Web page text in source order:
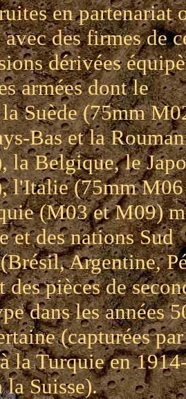
en partenariat
des firmes de
dérivées
armées dont le
Suède (75mm
Bas et la
la Belgique, le
l'Italie (75mm
(M03 et M09)
et des nations Sud
Argentine,
pièces de
dans les années
(capturées
la Turquie en
la Suisse).